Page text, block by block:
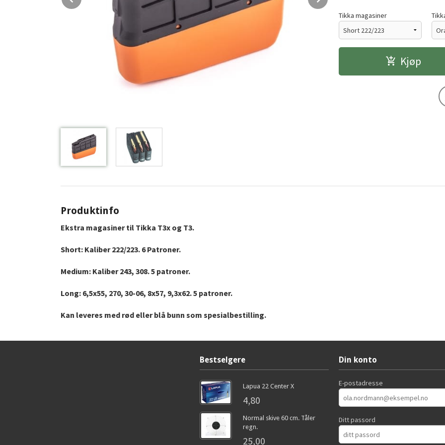
Tikka magasiner
Kjøp
Produktinfo
Ekstra magasiner til Tikka T3x og T3.
Short: Kaliber 222/223. 6 Patroner.
Medium: Kaliber 243, 308. 5 patroner.
Long: 6,5x55, 270, 30-06, 8x57, 9,3x62. 5 patroner.
Kan leveres med rød eller blå bunn som spesialbestilling.
Bestselgere
Lapua 22 Center X
4,80
Normal skive 60 cm. Tåler
regn.
25,00
Din konto
E-postadresse
Ditt passord